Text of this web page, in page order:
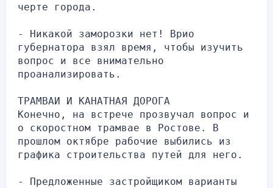
черте города.
- Никакой заморозки нет! Врио
губернатора взял время, чтобы изучить
вопрос и все внимательно
проанализировать.
ТРАМВАИ И КАНАТНАЯ ДОРОГА
Конечно, на встрече прозвучал вопрос и
о скоростном трамвае в Ростове. В
прошлом октябре рабочие выбились из
графика строительства путей для него.
- Предложенные застройщиком варианты